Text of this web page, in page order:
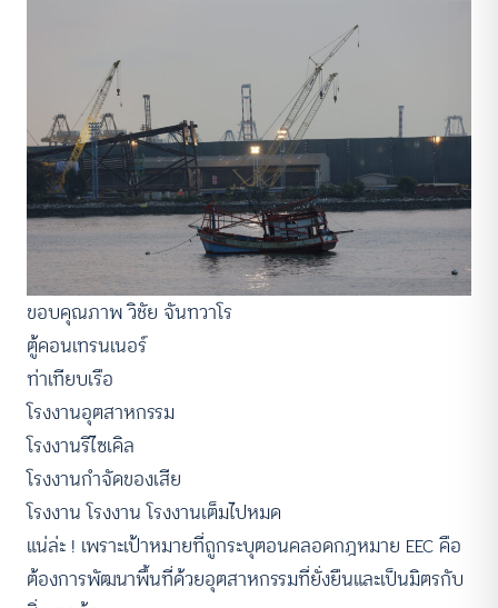
ขอบคุณภาพ วิชัย จันทวาโร
ตู้คอนเทรนเนอร์
ท่าเทียบเรือ
โรงงานอุตสาหกรรม
โรงงานรีไซเคิล
โรงงานกำจัดของเสีย
โรงงาน โรงงาน โรงงานเต็มไปหมด
แน่ล่ะ ! เพราะเป้าหมายที่ถูกระบุตอนคลอดกฎหมาย EEC คือ
ต้องการพัฒนาพื้นที่ด้วยอุตสาหกรรมที่ยั่งยืนและเป็นมิตรกับ